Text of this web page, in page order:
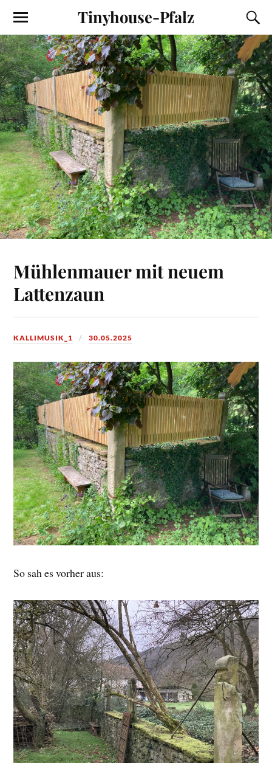
Tinyhouse-Pfalz
Mühlenmauer mit neuem
Lattenzaun
KALLIMUSIK_1 30.05.2025
So sah es vorher aus: